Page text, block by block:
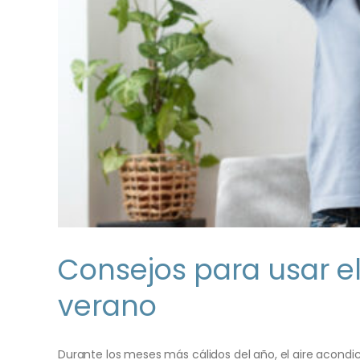
Consejos para usar
verano
Durante los meses más cálidos del año, el aire